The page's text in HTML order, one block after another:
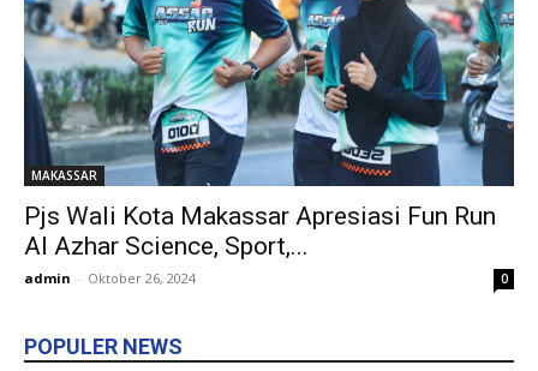
MAKASSAR
Pjs Wali Kota Makassar Apresiasi Fun Run
Al Azhar Science, Sport,...
admin - Oktober 26, 2024 0
POPULER NEWS